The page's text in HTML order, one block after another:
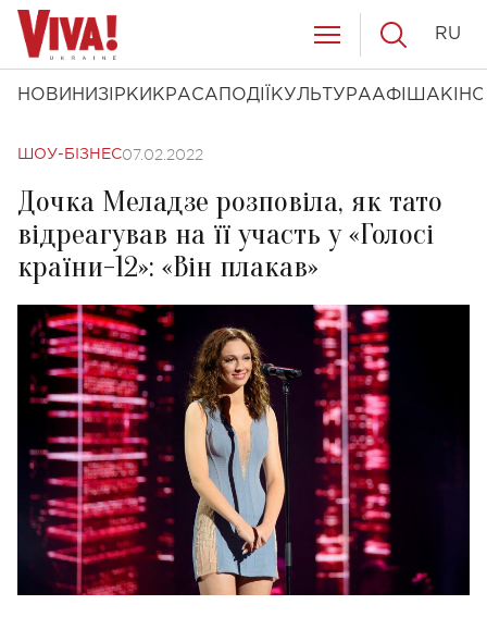
НОВИНИ ЗІРКИ КРАСА ПОДІЇ КУЛЬТУРААФІША КІНО
RU
ШОУ-БІЗНЕС07.02.2022
Дочка Меладзе розповіла, як тато
відреагував на її участь у «Голосі
країни-12»: «Він плакав»